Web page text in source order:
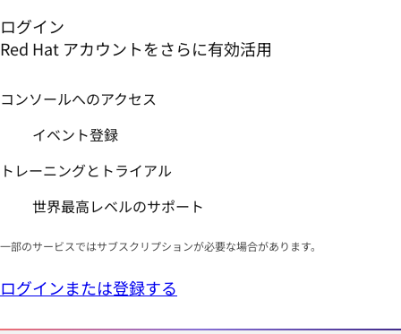
ログイン
Red Hat アカウントをさらに有効活用
コンソールへのアクセス
イベント登録
トレーニングとトライアル
世界最高レベルのサポート
一部のサービスではサブスクリプションが必要な場合があります。
ログインまたは登録する